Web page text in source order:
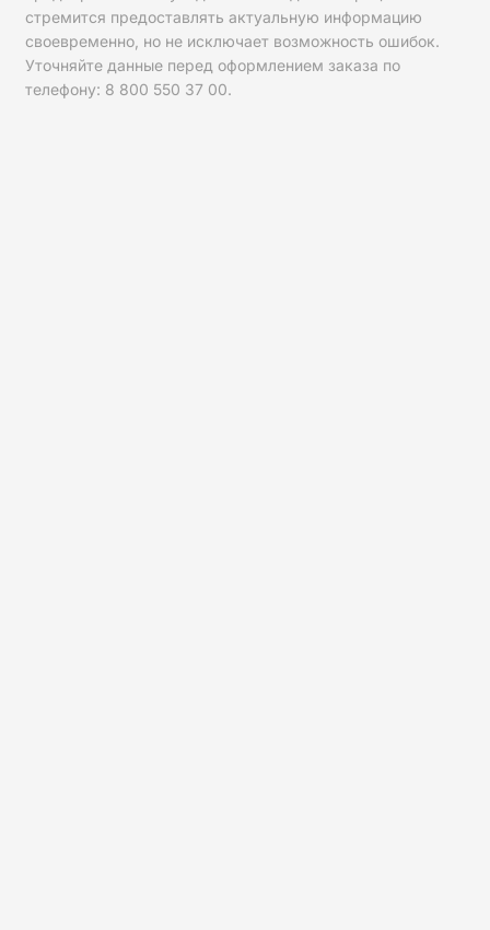
стремится предоставлять актуальную информацию
своевременно, но не исключает возможность ошибок.
Уточняйте данные перед оформлением заказа по
телефону: 8 800 550 37 00.